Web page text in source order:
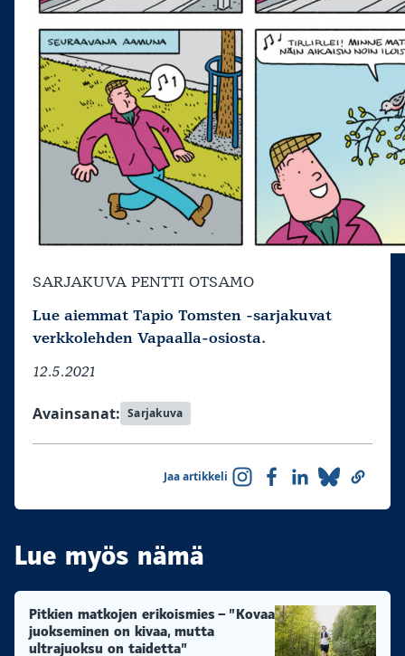
SARJAKUVA PENTTI OTSAMO
Lue aiemmat Tapio Tomsten -sarjakuvat
verkkolehden Vapaalla-osiosta.
12.5.2021
Avainsanat: Sarjakuva
Jaa artikkeli
Lue myös nämä
Pitkien matkojen erikoismies – ”Kovaa
juokseminen on kivaa, mutta
ultrajuoksu on taidetta”